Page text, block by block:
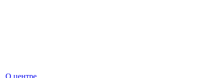
О центре